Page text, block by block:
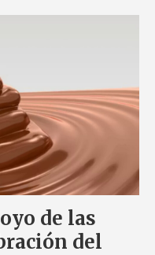
de las
del